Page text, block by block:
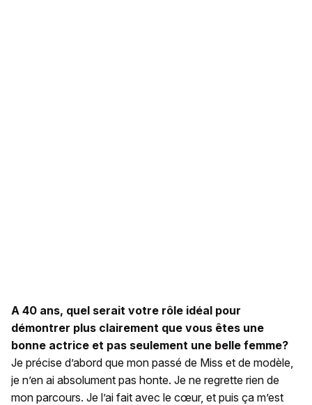
A 40 ans, quel serait votre rôle idéal pour
démontrer plus clairement que vous êtes une
bonne actrice et pas seulement une belle femme?
Je précise d’abord que mon passé de Miss et de modèle,
je n’en ai absolument pas honte. Je ne regrette rien de
mon parcours. Je l’ai fait avec le cœur, et puis ça m’est